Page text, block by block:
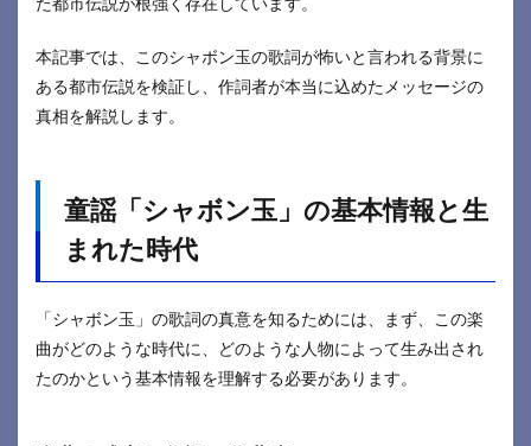
た都市伝説が根強く存在しています。
本記事では、このシャボン玉の歌詞が怖いと言われる背景に
ある都市伝説を検証し、作詞者が本当に込めたメッセージの
真相を解説します。
童謡「シャボン玉」の基本情報と生
まれた時代
「シャボン玉」の歌詞の真意を知るためには、まず、この楽
曲がどのような時代に、どのような人物によって生み出され
たのかという基本情報を理解する必要があります。